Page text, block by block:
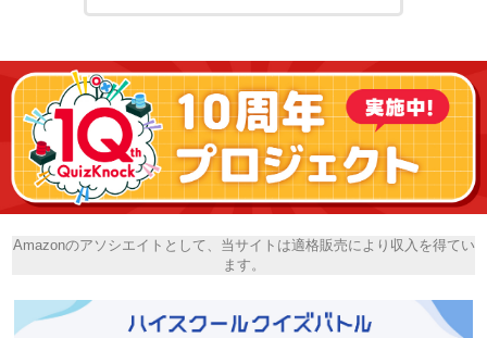
Amazonのアソシエイトとして、当サイトは適格販売により収入を得てい
ます。